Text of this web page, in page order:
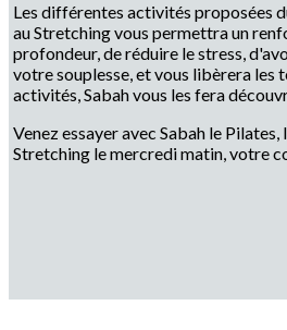
Les différentes activités proposées
au Stretching vous permettra un
profondeur, de réduire le stress,
votre souplesse, et vous libèrera les
activités, Sabah vous les fera
Venez essayer avec Sabah le Pilates,
Stretching le mercredi matin, votre